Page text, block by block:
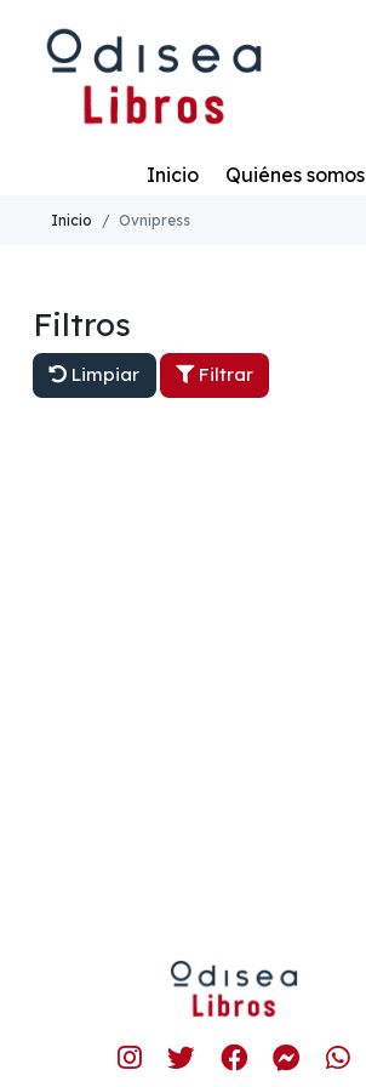
Inicio Quiénes somos
Inicio Ovnipress
Filtros
Limpiar Filtrar